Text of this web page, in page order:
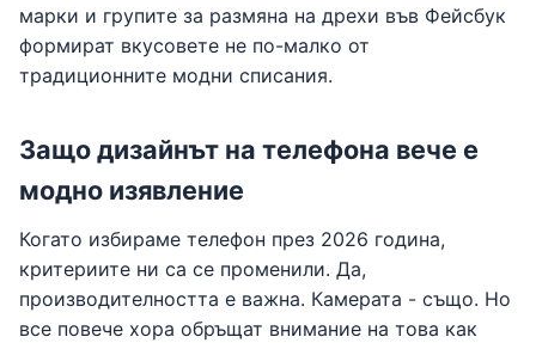
марки и групите за размяна на дрехи във Фейсбук
формират вкусовете не по-малко от
традиционните модни списания.
Защо дизайнът на телефона вече е
модно изявление
Когато избираме телефон през 2026 година,
критериите ни са се променили. Да,
производителността е важна. Камерата - също. Но
все повече хора обръщат внимание на това как